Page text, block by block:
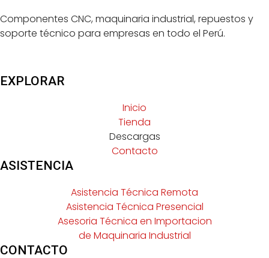
Componentes CNC, maquinaria industrial, repuestos y
soporte técnico para empresas en todo el Perú.
EXPLORAR
Inicio
Tienda
Descargas
Contacto
ASISTENCIA
Asistencia Técnica Remota
Asistencia Técnica Presencial
Asesoria Técnica en Importacion
de Maquinaria Industrial
CONTACTO